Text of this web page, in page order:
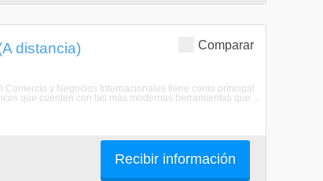
Comparar
distancia)
y Negocios Internacionales tiene como principal
que cuenten con las más modernas herramientas que ...
Recibir información